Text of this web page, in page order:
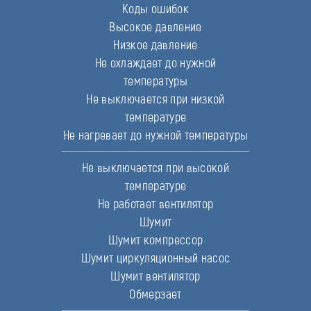
Коды ошибок
Высокое давление
Низкое давление
Не охлаждает до нужной
температуры
Не выключается при низкой
температуре
Не нагревает до нужной температуры
Не выключается при высокой
температуре
Не работает вентилятор
Шумит
Шумит компрессор
Шумит циркуляционный насос
Шумит вентилятор
Обмерзает